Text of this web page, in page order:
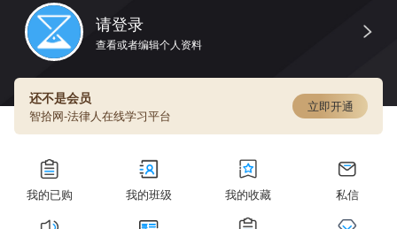
请登录
查看或者编辑个人资料
还不是会员
智拾网-法律人在线学习平台
立即开通
我的已购 我的班级 我的收藏 私信